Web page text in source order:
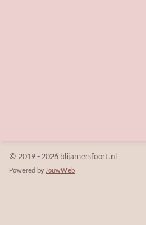
© 2019 - 2026 blijamersfoort.nl
Powered by JouwWeb